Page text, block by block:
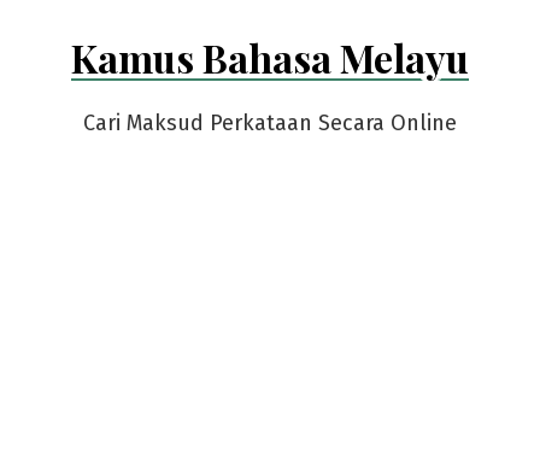
Kamus Bahasa Melayu
Cari Maksud Perkataan Secara Online